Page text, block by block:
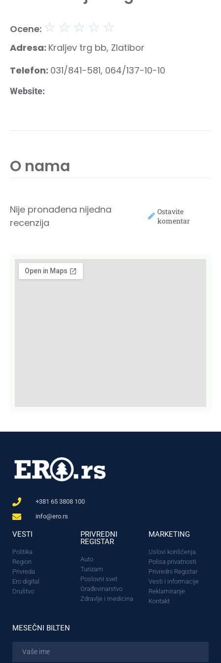
Ocene: ☆ ☆ ☆ ☆ ☆
Adresa: Kraljev trg bb, Zlatibor
Telefon: 031/841-581, 064/137-10-10
Website:
O nama
Nije pronađena nijedna
recenzija
Ostavite
komentar
+381 65 3808 100
info@ero.rs
VESTI
Politika
Region
Privreda
Ero digital
Društvo
PRIVREDNI
REGISTAR
Auto
Turizam
Poslovni svet
Građevinarstvo
Zdravlje i medicina
MARKETING
Uslovi korišćenja
Polisa privatnosti
Privredni Registar
Vesti i informacije
Reklamiranje
Kontakt
MESEČNI BILTEN